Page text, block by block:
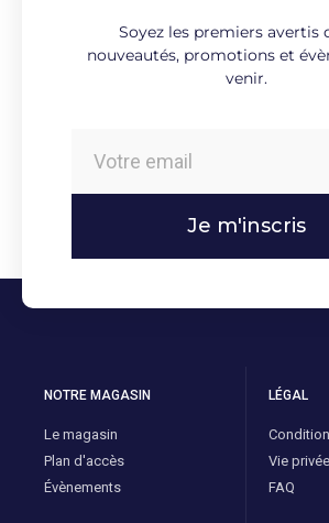
Soyez les premiers avertis
nouveautés, promotions et
venir.
Je m'inscris
NOTRE MAGASIN
Le magasin
Plan d'accès
Évènements
LÉGAL
Vie privée
FAQ